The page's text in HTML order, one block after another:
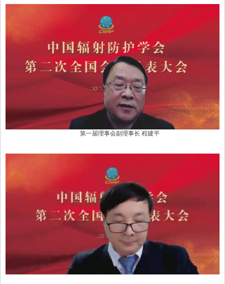
第一届理事会副理事长 程建平